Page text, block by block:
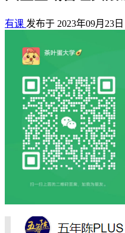
有课 发布于 2023年09月23日